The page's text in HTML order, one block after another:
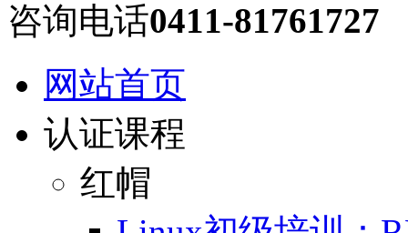
咨询电话0411-81761727
网站首页
认证课程
红帽